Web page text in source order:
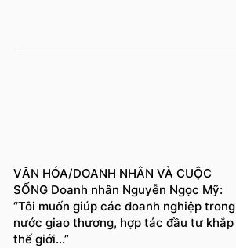
VĂN HÓA/DOANH NHÂN VÀ CUỘC
SỐNG Doanh nhân Nguyễn Ngọc Mỹ:
“Tôi muốn giúp các doanh nghiệp trong
nước giao thương, hợp tác đầu tư khắp
thế giới...”